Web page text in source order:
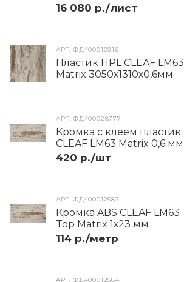
АРТ.ФД400012584
АРТ.ФД400012583
Кромка ABS CLEAF LM63
Top Matrix 1х23 мм
114 р./метр
АРТ.ФД400028777
Кромка с клеем пластик
CLEAF LM63 Matrix 0,6 мм
420 р./шт
АРТ.ФД400010916
Пластик HPL CLEAF LM63
Matrix 3050х1310х0,6мм
16 080 р./лист